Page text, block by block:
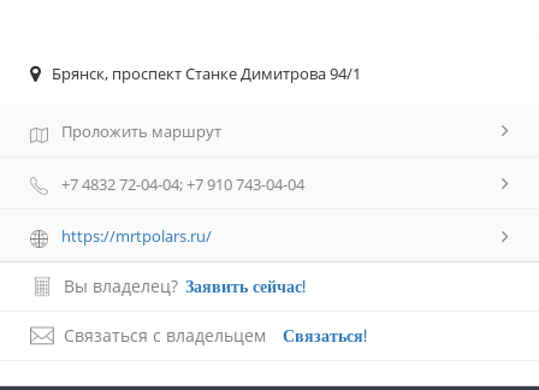
Брянск, проспект Станке Димитрова 94/1
Проложить маршрут
+7 4832 72-04-04; +7 910 743-04-04
https://mrtpolars.ru/
Вы владелец? Заявить сейчас!
Связаться с владельцем Связаться!